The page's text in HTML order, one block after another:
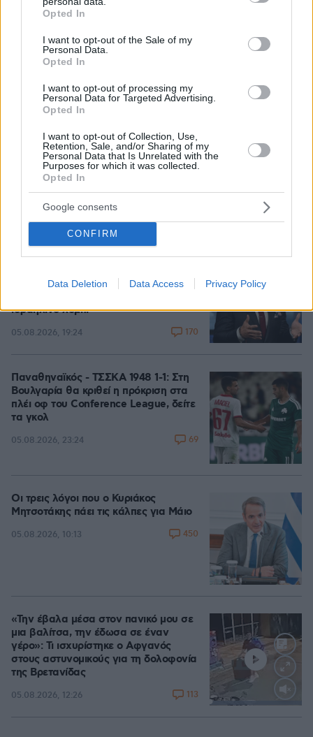
grant or deny consent to Google and its third-party tags to
use your data for below specified purposes in below Google
consent section.
Opted In
I want to opt-out of the Sale of my
Personal Data.
Opted In
I want to opt-out of processing my
Personal Data for Targeted Advertising.
Opted In
I want to opt-out of Collection, Use,
Retention, Sale, and/or Sharing of my
Personal Data that Is Unrelated with the
Purposes for which it was collected.
Opted In
Google consents
CONFIRM
Data Deletion Data Access Privacy Policy
Loaded
Δείτε βίντεο: Υποψήφιος
προκαλεί βρίζοντας γυναίκες, πέφτει
ξερός από γροθιά
Στα decks της Μυκόνου: Οι διάσημοι
dj, οι αμοιβές τους και οι sold out
ξέφρενες μέρες και νύχτες
05.08.2026, 15:21
Αμπντούλ Ελ Σαγέντ: Ο
Μίσιγκαν που κέρδισε το χρίσμα των
ισραηλινό λόμπι
05.08.2026, 19:24 170
Παναθηναϊκός - ΤΣΣΚΑ 1948 1-1: Στη
Βουλγαρία θα κριθεί η πρόκριση στα
πλέι οφ του Conference League, δείτε
τα γκολ
05.08.2026, 23:24 69
Οι τρεις λόγοι που ο Κυριάκος
Μητσοτάκης πάει τις κάλπες για Μάιο
05.08.2026, 10:13 450
«Την έβαλα μέσα στον πανικό μου σε
μια βαλίτσα, την έδωσα σε έναν
γέρο»: Τι ισχυρίστηκε ο Αφγανός
στους αστυνομικούς για τη δολοφονία
της Βρετανίδας
05.08.2026, 12:26 113